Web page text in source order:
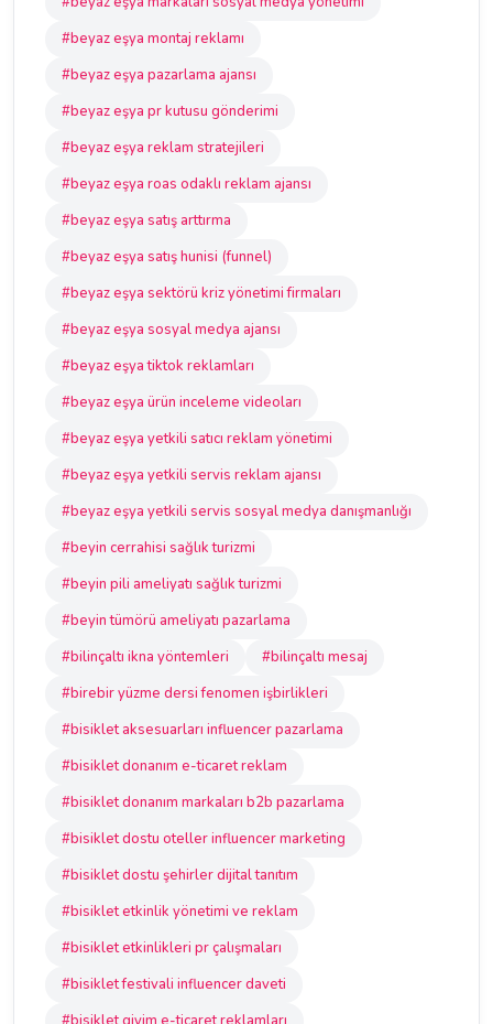
#beyaz eşya montaj reklamı
#beyaz eşya pazarlama ajansı
#beyaz eşya pr kutusu gönderimi
#beyaz eşya reklam stratejileri
#beyaz eşya roas odaklı reklam ajansı
#beyaz eşya satış arttırma
#beyaz eşya satış hunisi (funnel)
#beyaz eşya sektörü kriz yönetimi firmaları
#beyaz eşya sosyal medya ajansı
#beyaz eşya tiktok reklamları
#beyaz eşya ürün inceleme videoları
#beyaz eşya yetkili satıcı reklam yönetimi
#beyaz eşya yetkili servis reklam ajansı
#beyaz eşya yetkili servis sosyal medya danışmanlığı
#beyin cerrahisi sağlık turizmi
#beyin pili ameliyatı sağlık turizmi
#beyin tümörü ameliyatı pazarlama
#bilinçaltı ikna yöntemleri
#bilinçaltı mesaj
#birebir yüzme dersi fenomen işbirlikleri
#bisiklet aksesuarları influencer pazarlama
#bisiklet donanım e-ticaret reklam
#bisiklet donanım markaları b2b pazarlama
#bisiklet dostu oteller influencer marketing
#bisiklet dostu şehirler dijital tanıtım
#bisiklet etkinlik yönetimi ve reklam
#bisiklet etkinlikleri pr çalışmaları
#bisiklet festivali influencer daveti